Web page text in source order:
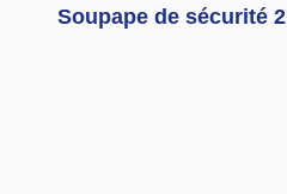
Soupape de sécurité